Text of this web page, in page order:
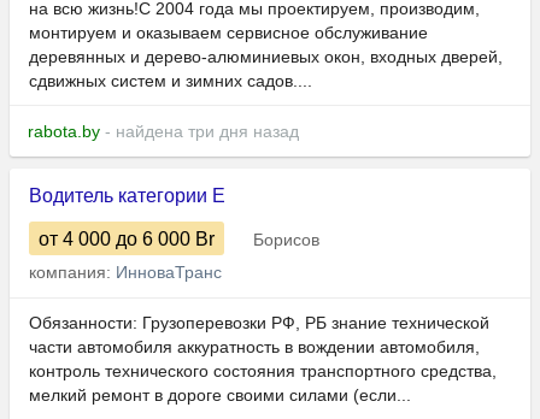
на всю жизнь!С 2004 года мы проектируем, производим,
монтируем и оказываем сервисное обслуживание
деревянных и дерево-алюминиевых окон, входных дверей,
сдвижных систем и зимних садов....
rabota.by - найдена три дня назад
Водитель категории Е
от 4 000 до 6 000 Br
Борисов
компания: ИнноваТранс
Обязанности: Грузоперевозки РФ, РБ знание технической
части автомобиля аккуратность в вождении автомобиля,
контроль технического состояния транспортного средства,
мелкий ремонт в дороге своими силами (если...